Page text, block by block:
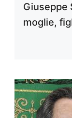
Giuseppe
moglie,